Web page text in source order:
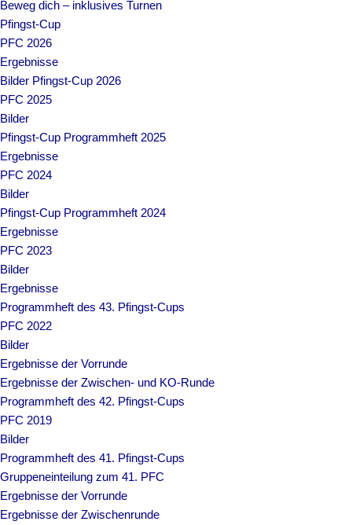
Beweg dich – inklusives Turnen
Pfingst-Cup
PFC 2026
Ergebnisse
Bilder Pfingst-Cup 2026
PFC 2025
Bilder
Pfingst-Cup Programmheft 2025
Ergebnisse
PFC 2024
Bilder
Pfingst-Cup Programmheft 2024
Ergebnisse
PFC 2023
Bilder
Ergebnisse
Programmheft des 43. Pfingst-Cups
PFC 2022
Bilder
Ergebnisse der Vorrunde
Ergebnisse der Zwischen- und KO-Runde
Programmheft des 42. Pfingst-Cups
PFC 2019
Bilder
Programmheft des 41. Pfingst-Cups
Gruppeneinteilung zum 41. PFC
Ergebnisse der Vorrunde
Ergebnisse der Zwischenrunde